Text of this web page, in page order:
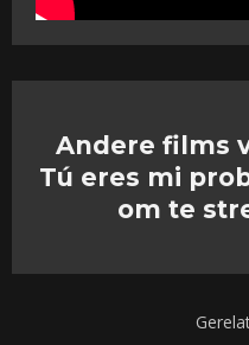
Andere films
Tú eres mi
om te